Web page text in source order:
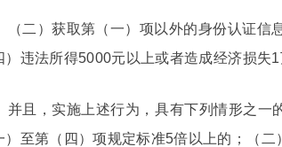
（二）获取第（一）项以外的身份认证
）违法所得5000元以上或者造成经济损失
并且，实施上述行为，具有下列情形之一
）至第（四）项规定标准5倍以上的；（二